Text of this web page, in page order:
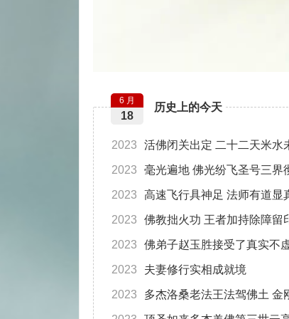
历史上的今天
6 月
18
2023 活佛闭关出定 二十二天米水
2023 毫光遍地 佛光纷飞圣号三界
2023 高速飞行具神足 法师有道显
2023 佛教拙火功 王者加持除障留
2023 佛弟子赵玉胜接受了真实不
2023 夫妻修行实相成就境
2023 多杰洛桑老法王法驾佛土 金